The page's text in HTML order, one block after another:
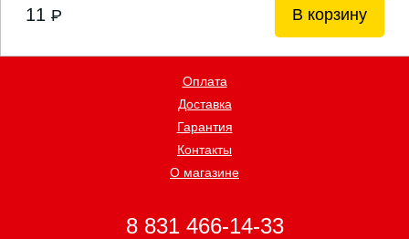
11 P В корзину
Оплата
Доставка
Гарантия
Контакты
О магазине
8 831 466-14-33